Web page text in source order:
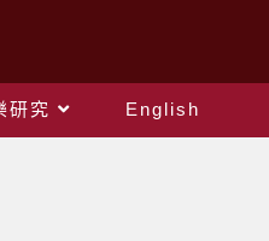
研究 English